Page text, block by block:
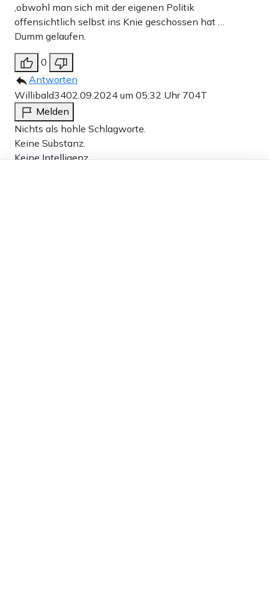
,obwohl man sich mit der eigenen Politik
offensichtlich selbst ins Knie geschossen hat …
Dumm gelaufen.
0
Antworten
Willibald3402.09.2024 um 05:32 Uhr 704T
Melden
Nichts als hohle Schlagworte.
Keine Substanz.
Keine Intelligenz.